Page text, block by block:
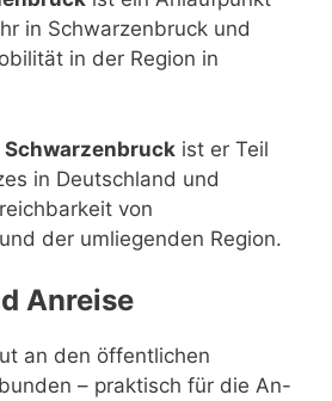
in Schwarzenbruck und
in der Region in
ist er Teil
in Deutschland und
von
der umliegenden Region.
Anreise
an den öffentlichen
– praktisch für die An-